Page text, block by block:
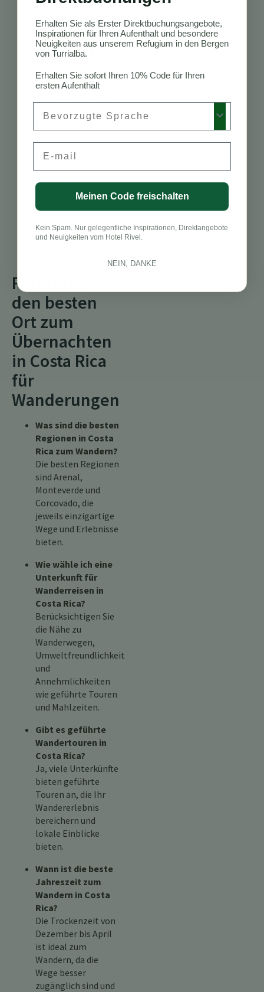
anbieten.
10. Chirripó
National
Als höchster Gipfel
Costa Ricas bietet
Chirripó
atemberaubenden
in lokalen Hütten
oder Lodges, die
Mahlzeiten bieten,
um Ihr Abenteuer zu
FAQs über
den besten
Ort zum
Übernachten
in Costa Rica
für
Wanderungen
Was sind die besten
Regionen in Costa
Rica zum Wandern?
Die besten Regionen
sind Arenal,
Monteverde und
Corcovado, die
jeweils einzigartige
Wege und Erlebnisse
bieten.
Wie wähle ich eine
Unterkunft für
Wanderreisen in
Costa Rica?
Berücksichtigen Sie
die Nähe zu
Wanderwegen,
Umweltfreundlichkeit
und
Annehmlichkeiten
wie geführte Touren
und Mahlzeiten.
Gibt es geführte
Wandertouren in
Costa Rica?
Ja, viele Unterkünfte
bieten geführte
Touren an, die Ihr
Wandererlebnis
bereichern und
lokale Einblicke
bieten.
Wann ist die beste
Jahreszeit zum
Wandern in Costa
Rica?
Die Trockenzeit von
Dezember bis April
ist ideal zum
Wandern, da die
Wege besser
zugänglich sind und
Erhalten Sie als Erster Direktbuchungsangebote,
Inspirationen für Ihren Aufenthalt und besondere
Neuigkeiten aus unserem Refugium in den Bergen
von Turrialba.
Erhalten Sie sofort Ihren 10% Code für Ihren
ersten Aufenthalt
Meinen Code freischalten
Kein Spam. Nur gelegentliche Inspirationen, Direktangebote
und Neuigkeiten vom Hotel Rivel.
NEIN, DANKE